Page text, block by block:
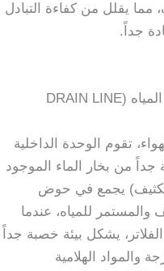
مما يقلل من كفاءة التبادل
جداً.
4. انسداد مجاري التصريف وفيضان المياه (DRAIN LINE
تقوم الوحدة الداخلية
من بخار الماء الموجود
يجمع في حوض
والمستمر للمياه، عندما
يشكل بيئة خصبة جداً
والمواد الهلامية